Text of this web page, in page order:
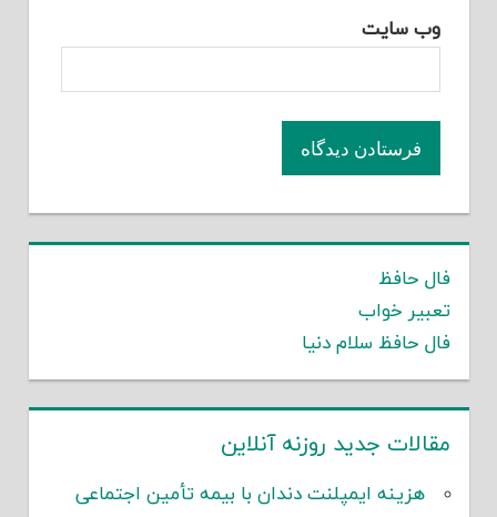
وب‌ سایت
فال حافظ
تعبیر خواب
فال حافظ سلام دنیا
مقالات جدید روزنه آنلاین
هزینه ایمپلنت دندان با بیمه تأمین اجتماعی